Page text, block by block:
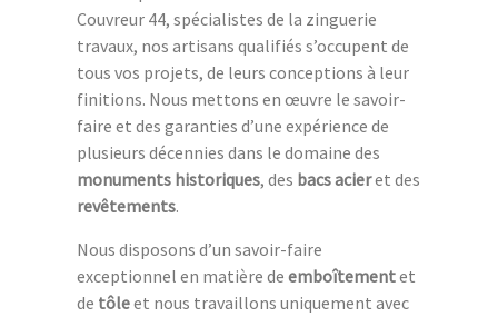
Couvreur 44, spécialistes de la zinguerie
travaux, nos artisans qualifiés s’occupent de
tous vos projets, de leurs conceptions à leur
finitions. Nous mettons en œuvre le savoir-
faire et des garanties d’une expérience de
plusieurs décennies dans le domaine des
monuments historiques, des bacs acieret des
revêtements.
Nous disposons d’un savoir-faire
exceptionnel en matière de emboîtementet
de tôleet nous travaillons uniquement avec